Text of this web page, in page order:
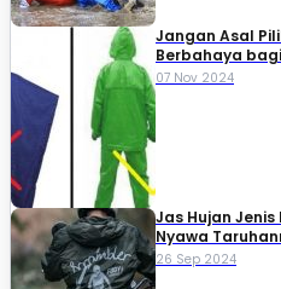
Jangan Asal
Berbahaya
07 Nov 2024
Jas Hujan
Nyawa
26 Sep 2024